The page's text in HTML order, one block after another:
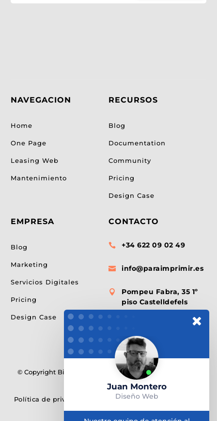
NAVEGACION
Home
One Page
Leasing Web
Mantenimiento
EMPRESA
Blog
Marketing
Servicios Digitales
Pricing
Design Case
RECURSOS
Blog
Documentation
Community
Pricing
Design Case
CONTACTO
 +34 622 09 02 49
 info@paraimprimir.es

Pompeu Fabra, 35 1º
piso Castelldefels
© Copyright Bitmap & ParaImprimir. Creado con Divi 5 ❤
Elegant Themes
Política de privacidad Terminos del servicios
de Cokkies
Juan Montero
Diseño Web